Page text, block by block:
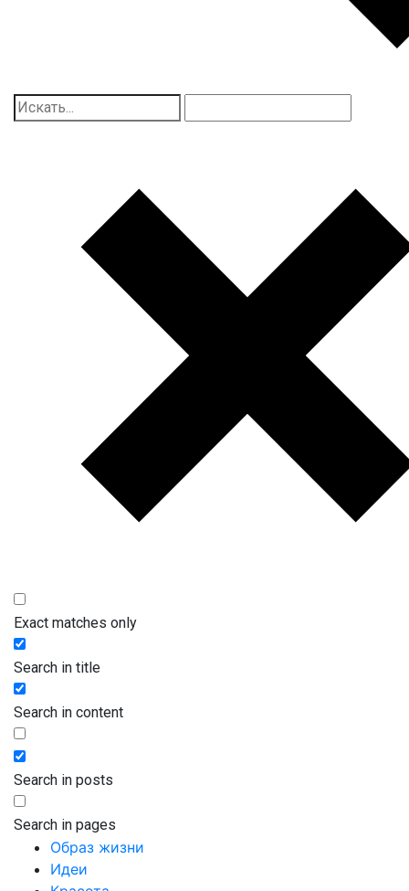
Exact matches only
Search in title
Search in content
Search in posts
Search in pages
Образ жизни
Идеи